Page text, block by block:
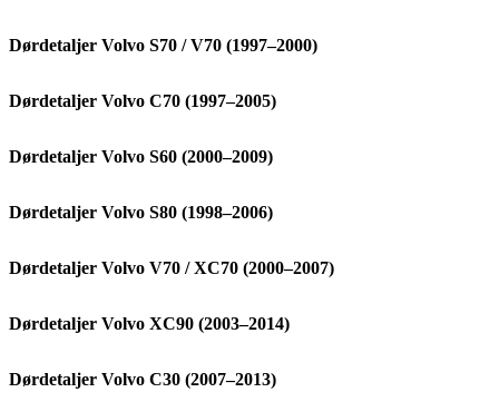
Dørdetaljer Volvo S70 / V70 (1997–2000)
Dørdetaljer Volvo C70 (1997–2005)
Dørdetaljer Volvo S60 (2000–2009)
Dørdetaljer Volvo S80 (1998–2006)
Dørdetaljer Volvo V70 / XC70 (2000–2007)
Dørdetaljer Volvo XC90 (2003–2014)
Dørdetaljer Volvo C30 (2007–2013)